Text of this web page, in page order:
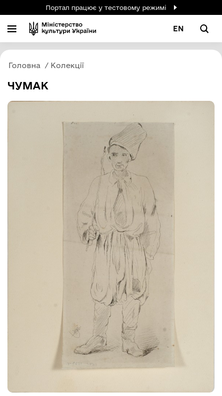
Портал працює у тестовому режимі
EN
Головна Колекції
ЧУМАК